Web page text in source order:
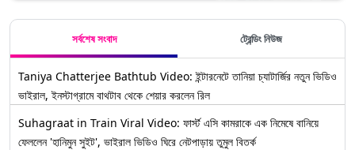
সর্বশেষ সংবাদ ট্রেন্ডিং নিউজ
Taniya Chatterjee Bathtub Video: ইন্টারনেটে তানিয়া চ্যাটার্জির নতুন ভিডিও
ভাইরাল, ইনস্টাগ্রামে বাথটাব থেকে শেয়ার করলেন রিল
Suhagraat in Train Viral Video: ফার্স্ট এসি কামরাকে এক নিমেষে বানিয়ে
ফেললেন 'হানিমুন সুইট', ভাইরাল ভিডিও ঘিরে নেটপাড়ায় তুমুল বিতর্ক